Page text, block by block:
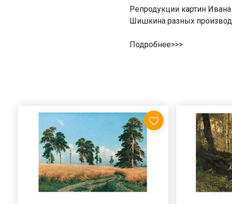
Репродукции картин
Шишкина разных
Подробнее>>>